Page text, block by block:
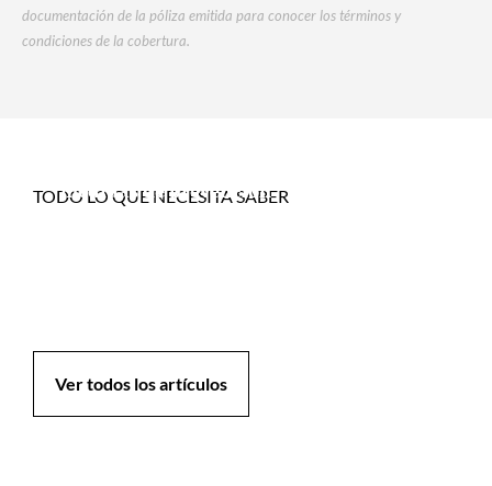
documentación de la póliza emitida para conocer los términos y
condiciones de la cobertura.
TODO LO QUE NECESITA SABER
medidas de prevención
Ver todos los artículos